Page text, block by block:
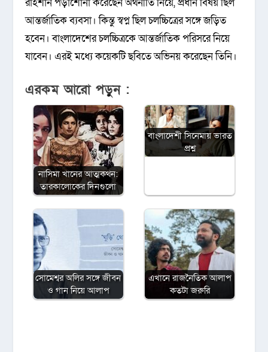
আন্তর্জাতিক ব্যবসা। কিন্তু স্বপ্ন ছিল চলচ্চিত্রের সঙ্গে জড়িত
হবেন। বাংলাদেশের চলচ্চিত্রকে আন্তর্জাতিক পরিসরে নিয়ে
যাবেন। এরই মধ্যে কয়েকটি ছবিতে অভিনয় করেছেন তিনি।
এরকম আরো পড়ুন :
নাসিমা খানের আত্মকথন:
তারকালোকের দিনগুলো
বাংলাদেশী সিনেমায় ভারত
প্রশ্ন
সোমেশ্বর অলির সঙ্গে জীবন
ও গান নিয়ে আলাপ
এখানে রাজনৈতিক আলাপ
কতটা জরুরি